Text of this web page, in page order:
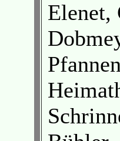
Elenet,